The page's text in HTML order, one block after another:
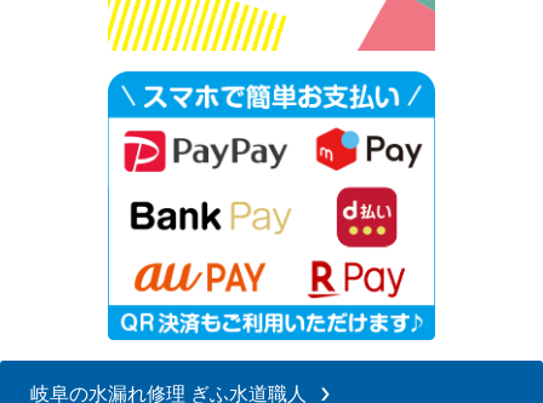
岐阜の水漏れ修理 ぎふ水道職人